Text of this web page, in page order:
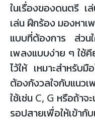
ในเรื่องของดนตรี เ
เล่น ฝึกร้อง มองหาเ
แบบที่ต้องการ ส่วน
เพลงแบบง่าย ๆ ใช้คี
ไว้ให้ เหมาะสำหรับมื
ต้องกังวลใจกับแนว
ใช้เช่น C, G หรือถ้าจ
รอปสายเพื่อให้เข้ากั